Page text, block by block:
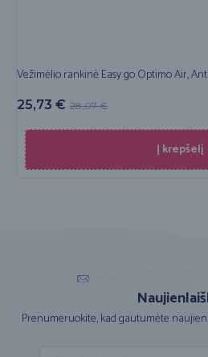
Vežimėlio rankinė Easy go Optimo Air,
28,07€
25,73 €
Į krepšelį
Prenumeruokite, kad gautumėte